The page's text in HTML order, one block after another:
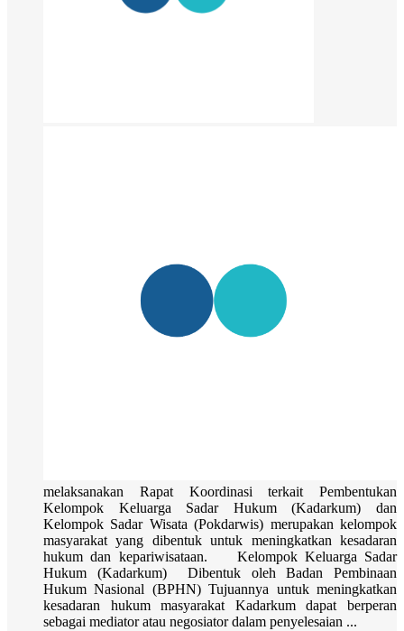
melaksanakan Rapat Koordinasi terkait Pembentukan
Kelompok Keluarga Sadar Hukum (Kadarkum) dan
Kelompok Sadar Wisata (Pokdarwis) merupakan kelompok
masyarakat yang dibentuk untuk meningkatkan kesadaran
hukum dan kepariwisataan. Kelompok Keluarga Sadar
Hukum (Kadarkum) Dibentuk oleh Badan Pembinaan
Hukum Nasional (BPHN) Tujuannya untuk meningkatkan
kesadaran hukum masyarakat Kadarkum dapat berperan
sebagai mediator atau negosiator dalam penyelesaian ...